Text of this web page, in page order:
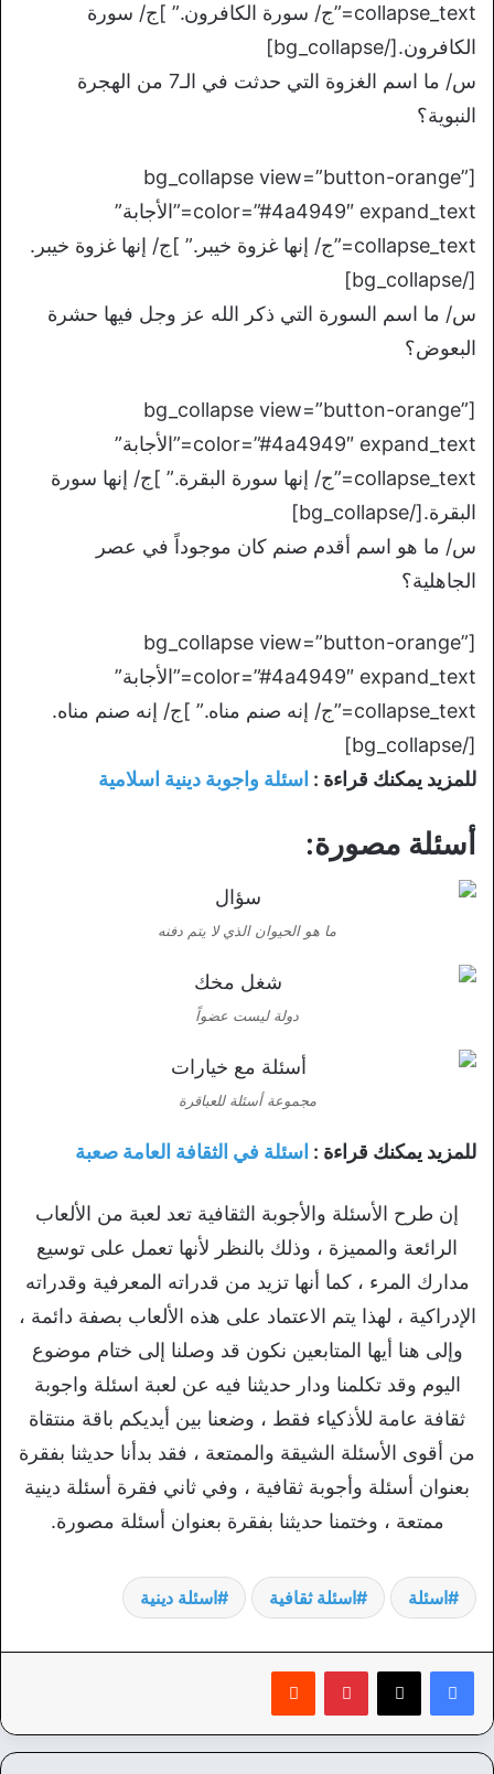
collapse_text=”ج/ سورة الكافرون.” ]ج/ سورة
الكافرون.[/bg_collapse]
س/ ما اسم الغزوة التي حدثت في الـ7 من الهجرة
النبوية؟
[bg_collapse view=”button-orange”
color=”#4a4949″ expand_text=”الأجابة”
collapse_text=”ج/ إنها غزوة خيبر.” ]ج/ إنها غزوة خيبر.
[/bg_collapse]
س/ ما اسم السورة التي ذكر الله عز وجل فيها حشرة
البعوض؟
[bg_collapse view=”button-orange”
color=”#4a4949″ expand_text=”الأجابة”
collapse_text=”ج/ إنها سورة البقرة.” ]ج/ إنها سورة
البقرة.[/bg_collapse]
س/ ما هو اسم أقدم صنم كان موجوداً في عصر
الجاهلية؟
[bg_collapse view=”button-orange”
color=”#4a4949″ expand_text=”الأجابة”
collapse_text=”ج/ إنه صنم مناه.” ]ج/ إنه صنم مناه.
[/bg_collapse]
للمزيد يمكنك قراءة : اسئلة واجوبة دينية اسلامية
أسئلة مصورة:
ما هو الحيوان الذي لا يتم دفنه
دولة ليست عضواً
مجموعة أسئلة للعباقرة
للمزيد يمكنك قراءة : اسئلة في الثقافة العامة صعبة
إن طرح الأسئلة والأجوبة الثقافية تعد لعبة من الألعاب
الرائعة والمميزة ، وذلك بالنظر لأنها تعمل على توسيع
مدارك المرء ، كما أنها تزيد من قدراته المعرفية وقدراته
الإدراكية ، لهذا يتم الاعتماد على هذه الألعاب بصفة دائمة ،
وإلى هنا أيها المتابعين نكون قد وصلنا إلى ختام موضوع
اليوم وقد تكلمنا ودار حديثنا فيه عن لعبة اسئلة واجوبة
ثقافة عامة للأذكياء فقط ، وضعنا بين أيديكم باقة منتقاة
من أقوى الأسئلة الشيقة والممتعة ، فقد بدأنا حديثنا بفقرة
بعنوان أسئلة وأجوبة ثقافية ، وفي ثاني فقرة أسئلة دينية
ممتعة ، وختمنا حديثنا بفقرة بعنوان أسئلة مصورة.
اسئلة اسئلة ثقافية اسئلة دينية
بينتيريست